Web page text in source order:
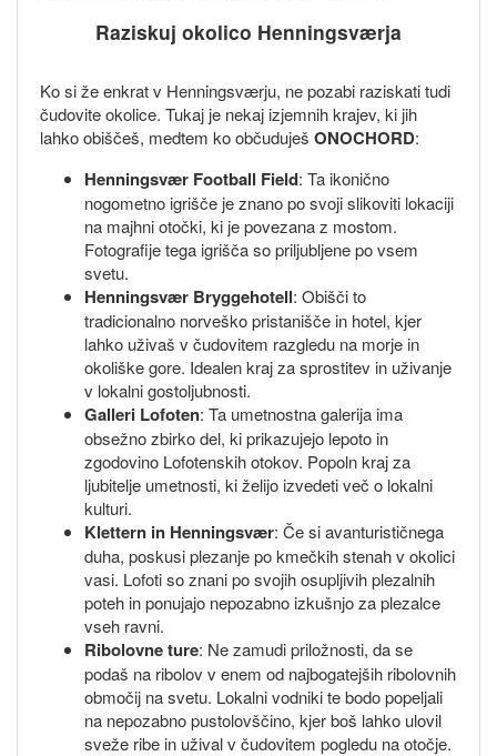
Raziskuj okolico Henningsværja
Ko si že enkrat v Henningsværju, ne pozabi raziskati tudi
čudovite okolice. Tukaj je nekaj izjemnih krajev, ki jih
lahko obiščeš, medtem ko občuduješ ONOCHORD:
Henningsvær Football Field: Ta ikonično
nogometno igrišče je znano po svoji slikoviti lokaciji
na majhni otočki, ki je povezana z mostom.
Fotografije tega igrišča so priljubljene po vsem
svetu.
Henningsvær Bryggehotell: Obišči to
tradicionalno norveško pristanišče in hotel, kjer
lahko uživaš v čudovitem razgledu na morje in
okoliške gore. Idealen kraj za sprostitev in uživanje
v lokalni gostoljubnosti.
Galleri Lofoten: Ta umetnostna galerija ima
obsežno zbirko del, ki prikazujejo lepoto in
zgodovino Lofotenskih otokov. Popoln kraj za
ljubitelje umetnosti, ki želijo izvedeti več o lokalni
kulturi.
Klettern in Henningsvær: Če si avanturističnega
duha, poskusi plezanje po kmečkih stenah v okolici
vasi. Lofoti so znani po svojih osupljivih plezalnih
poteh in ponujajo nepozabno izkušnjo za plezalce
vseh ravni.
Ribolovne ture: Ne zamudi priložnosti, da se
podaš na ribolov v enem od najbogatejših ribolovnih
območij na svetu. Lokalni vodniki te bodo popeljali
na nepozabno pustolovščino, kjer boš lahko ulovil
sveže ribe in užival v čudovitem pogledu na otočje.